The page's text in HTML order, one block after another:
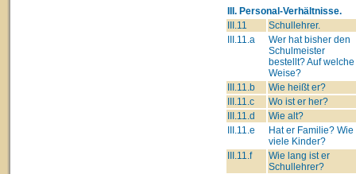
III. Personal-Verhältnisse.
III.11
Schullehrer.
III.11.a
Wer hat bisher den
Schulmeister
bestellt? Auf welche
Weise?
III.11.b
Wie heißt er?
III.11.c
Wo ist er her?
III.11.d
Wie alt?
III.11.e
Hat er Familie? Wie
viele Kinder?
III.11.f
Wie lang ist er
Schullehrer?